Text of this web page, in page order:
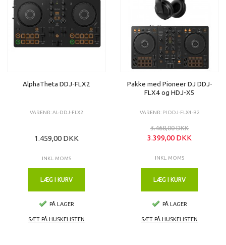
AlphaTheta DDJ-FLX2
VARENR: AL-DDJ-FLX2
1.459,00 DKK
INKL. MOMS
LÆG I KURV
PÅ LAGER
SÆT PÅ HUSKELISTEN
Pakke med Pioneer DJ DDJ-
FLX4 og HDJ-X5
VARENR: PI DDJ-FLX4-B2
3.468,00 DKK
3.399,00 DKK
INKL. MOMS
LÆG I KURV
PÅ LAGER
SÆT PÅ HUSKELISTEN